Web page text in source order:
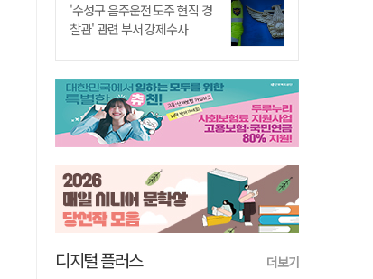
'수성구 음주운전 도주 현직 경
찰관' 관련 부서 강제수사
디지털 플러스 더보기